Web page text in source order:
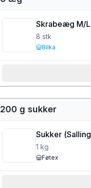
Skrabeæg M/L
8 stk
Bilka
200 g sukker
Sukker (Salling
1 kg
Føtex